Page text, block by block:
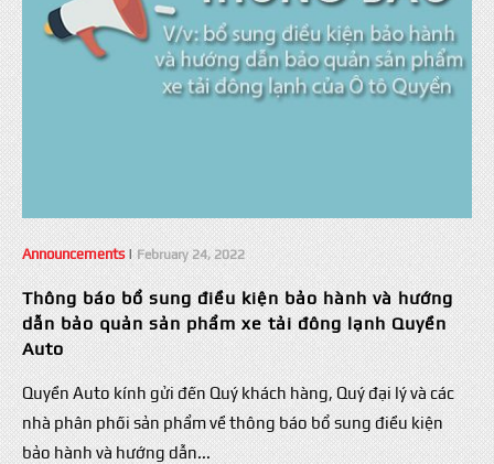
Announcements| February 24, 2022
Thông báo bổ sung điều kiện bảo hành và hướng
dẫn bảo quản sản phẩm xe tải đông lạnh Quyền
Auto
Quyền Auto kính gửi đến Quý khách hàng, Quý đại lý và các
nhà phân phối sản phẩm về thông báo bổ sung điều kiện
bảo hành và hướng dẫn...